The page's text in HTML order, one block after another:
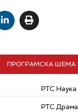
ПРОГРАМСКА ШЕМА
РТС Наука
РТС Драма